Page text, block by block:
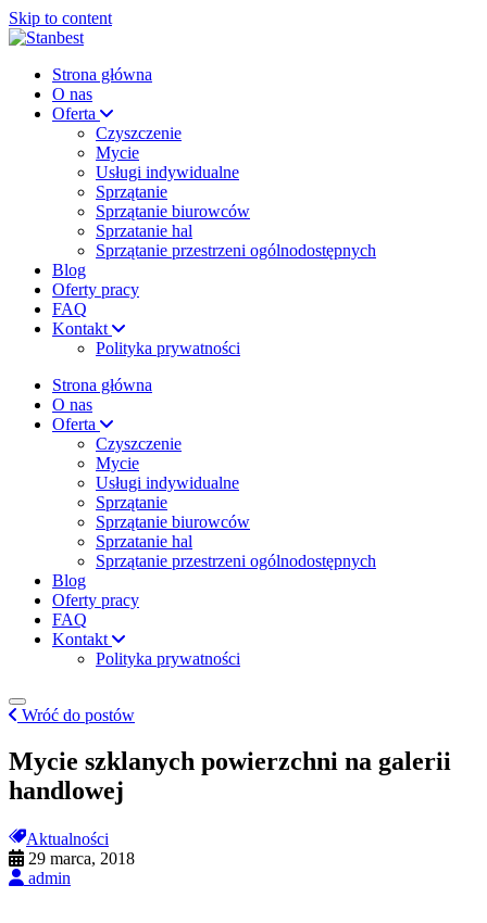
Skip to content
Strona główna
O nas
Oferta
Czyszczenie
Mycie
Usługi indywidualne
Sprzątanie
Sprzątanie biurowców
Sprzatanie hal
Sprzątanie przestrzeni ogólnodostępnych
Blog
Oferty pracy
FAQ
Kontakt
Polityka prywatności
Strona główna
O nas
Oferta
Czyszczenie
Mycie
Usługi indywidualne
Sprzątanie
Sprzątanie biurowców
Sprzatanie hal
Sprzątanie przestrzeni ogólnodostępnych
Blog
Oferty pracy
FAQ
Kontakt
Polityka prywatności
Wróć do postów
Mycie szklanych powierzchni na galerii
handlowej
Aktualności
29 marca, 2018
admin